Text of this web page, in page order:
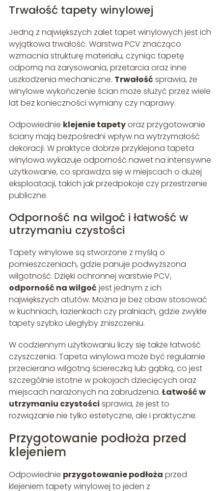
Trwałość tapety winylowej
Jedną z największych zalet tapet winylowych jest ich
wyjątkowa trwałość. Warstwa PCV znacząco
wzmacnia strukturę materiału, czyniąc tapetę
odporną na zarysowania, przetarcia oraz inne
uszkodzenia mechaniczne. Trwałość sprawia, że
winylowe wykończenie ścian może służyć przez wiele
lat bez konieczności wymiany czy naprawy.
Odpowiednie klejenie tapetyoraz przygotowanie
ściany mają bezpośredni wpływ na wytrzymałość
dekoracji. W praktyce dobrze przyklejona tapeta
winylowa wykazuje odporność nawet na intensywne
użytkowanie, co sprawdza się w miejscach o dużej
eksploatacji, takich jak przedpokoje czy przestrzenie
publiczne.
Odporność na wilgoć i łatwość w
utrzymaniu czystości
Tapety winylowe są stworzone z myślą o
pomieszczeniach, gdzie panuje podwyższona
wilgotność. Dzięki ochronnej warstwie PCV,
odporność na wilgoć jest jednym z ich
największych atutów. Można je bez obaw stosować
w kuchniach, łazienkach czy pralniach, gdzie zwykłe
tapety szybko uległyby zniszczeniu.
W codziennym użytkowaniu liczy się także łatwość
czyszczenia. Tapeta winylowa może być regularnie
przecierana wilgotną ściereczką lub gąbką, co jest
szczególnie istotne w pokojach dziecięcych oraz
miejscach narażonych na zabrudzenia. Łatwość w
utrzymaniu czystości sprawia, że jest to
rozwiązanie nie tylko estetyczne, ale i praktyczne.
Przygotowanie podłoża przed
klejeniem
Odpowiednie przygotowanie podłoża przed
klejeniem tapety winylowej to jeden z